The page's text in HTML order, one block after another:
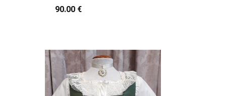
90.00 €